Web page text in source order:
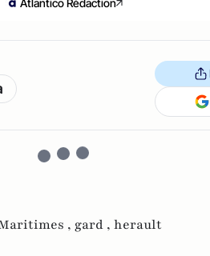
Atlantico Rédaction
, gard , herault